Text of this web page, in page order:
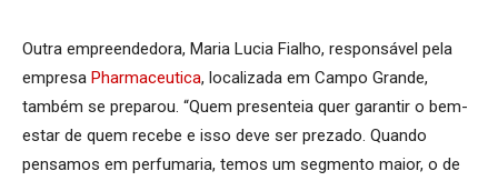
Outra empreendedora, Maria Lucia Fialho, responsável pela
empresa Pharmaceutica, localizada em Campo Grande,
também se preparou. “Quem presenteia quer garantir o bem-
estar de quem recebe e isso deve ser prezado. Quando
pensamos em perfumaria, temos um segmento maior, o de